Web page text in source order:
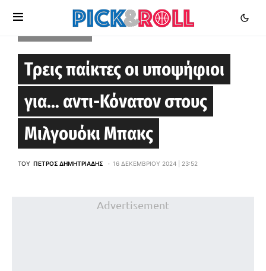
Τρεις παίκτες οι υποψήφιοι
για… αντι-Κόνατον στους
Μιλγουόκι Μπακς
ΤΟΥ ΠΈΤΡΟΣ ΔΗΜΗΤΡΙΆΔΗΣ 16 ΔΕΚΕΜΒΡΊΟΥ 2024 | 23:52
Advertisement